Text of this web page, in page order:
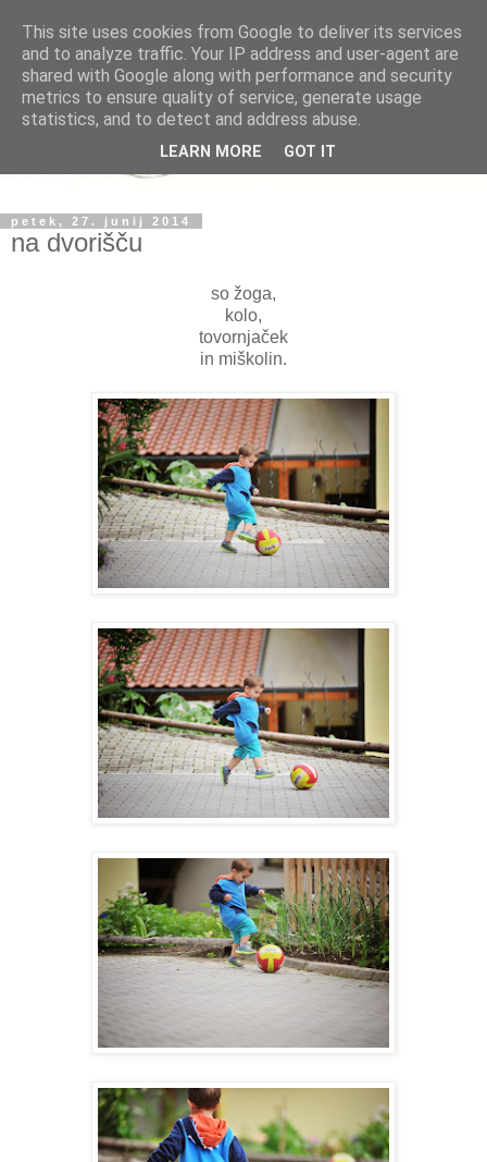
petek, 27. junij 2014
na dvorišču
so žoga,
kolo,
tovornjaček
in miškolin.
This site uses cookies from Google to deliver its services
and to analyze traffic. Your IP address and user-agent are
shared with Google along with performance and security
metrics to ensure quality of service, generate usage
statistics, and to detect and address abuse.
LEARN MORE GOT IT